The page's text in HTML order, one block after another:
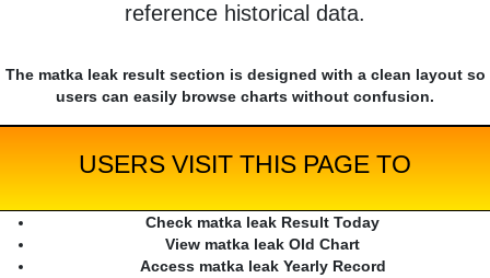
reference historical data.
The matka leak result section is designed with a clean layout so
users can easily browse charts without confusion.
USERS VISIT THIS PAGE TO
Check matka leak Result Today
View matka leak Old Chart
Access matka leak Yearly Record